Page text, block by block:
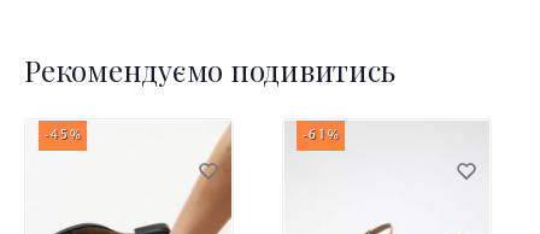
Рекомендуємо подивитись
-45% -61%